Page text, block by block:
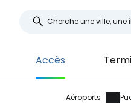
Accès
Aéroports